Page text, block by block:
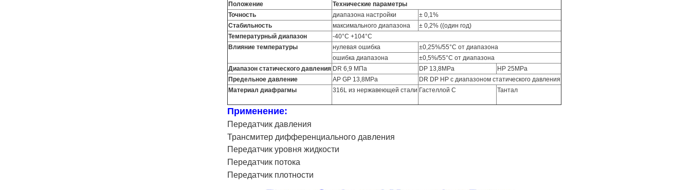
Положение
Технические параметры
Точность
диапазона настройки
± 0,1%
Стабильность
максимального диапазона
± 0,2% ((один год)
Температурный диапазон
-40°C +104°C
Влияние температуры
нулевая ошибка
±0,25%/55°C от диапазона
ошибка диапазона
±0,5%/55°C от диапазона
Диапазон статического давления DR 6,9 МПа DP 13,8MPa
HP 25MPa
Предельное давление
AP GP 13,8MPa
DR DP HP с диапазоном статического давления
Материал диафрагмы
316L из нержавеющей стали Гастеллой С Тантал
Применение:
Передатчик давления
Трансмитер дифференциального давления
Передатчик уровня жидкости
Передатчик потока
Передатчик плотности